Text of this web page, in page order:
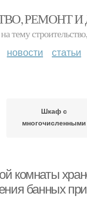
РЕМОНТ
тему
новости статьи
Шкаф с
многочисленными
комнаты
банных